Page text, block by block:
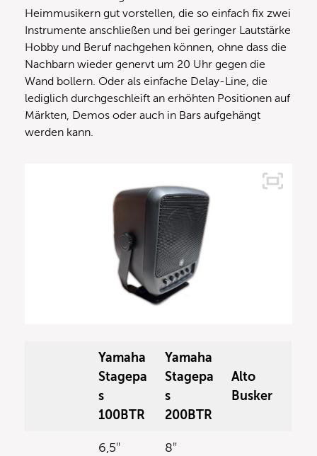
Heimmusikern gut vorstellen, die so einfach fix zwei
Instrumente anschließen und bei geringer Lautstärke
Hobby und Beruf nachgehen können, ohne dass die
Nachbarn wieder genervt um 20 Uhr gegen die
Wand bollern. Oder als einfache Delay-Line, die
lediglich durchgeschleift an erhöhten Positionen auf
Märkten, Demos oder auch in Bars aufgehängt
werden kann.
Yamaha
Stagepa
s
100BTR
Yamaha
Stagepa
s
200BTR
Alto
Busker
6,5″
8″